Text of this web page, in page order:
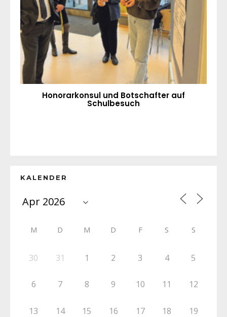
Honorarkonsul und Botschafter auf
Schulbesuch
KALENDER
M D M D F S S
30 31 1 2 3 4 5
6 7 8 9 10 11 12
13 14 15 16 17 18 19